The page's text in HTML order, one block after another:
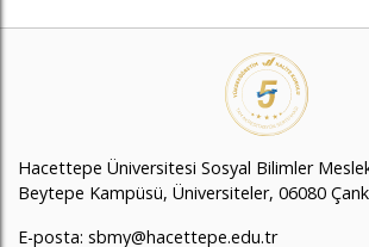
Hacettepe Üniversitesi Sosyal Bilimler
Beytepe Kampüsü, Üniversiteler, 06080
E-posta: sbmy@hacettepe.edu.tr